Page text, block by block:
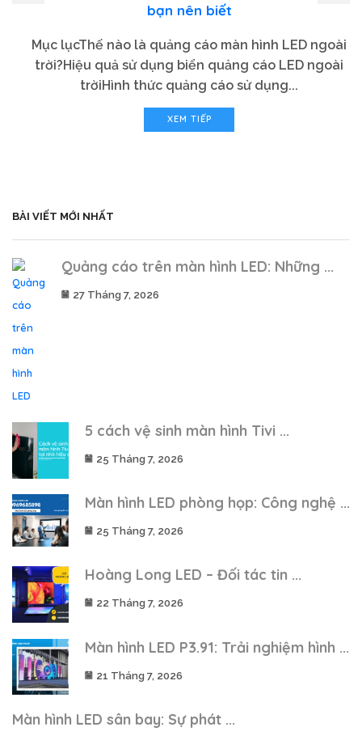
bạn nên biết
Mục lụcThế nào là quảng cáo màn hình LED ngoài
trời?Hiệu quả sử dụng biển quảng cáo LED ngoài
trờiHình thức quảng cáo sử dụng...
XEM TIẾP
BÀI VIẾT MỚI NHẤT
Quảng cáo trên màn hình LED: Những ...
27 Tháng 7, 2026
5 cách vệ sinh màn hình Tivi ...
25 Tháng 7, 2026
Màn hình LED phòng họp: Công nghệ ...
25 Tháng 7, 2026
Hoàng Long LED – Đối tác tin ...
22 Tháng 7, 2026
Màn hình LED P3.91: Trải nghiệm hình ...
21 Tháng 7, 2026
Màn hình LED sân bay: Sự phát ...